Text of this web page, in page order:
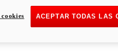
ACEPTAR TODAS LAS